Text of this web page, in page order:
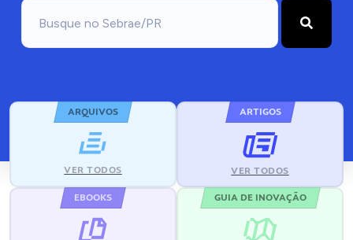
ARQUIVOS
VER TODOS
ARTIGOS
VER TODOS
EBOOKS GUIA DE INOVAÇÃO